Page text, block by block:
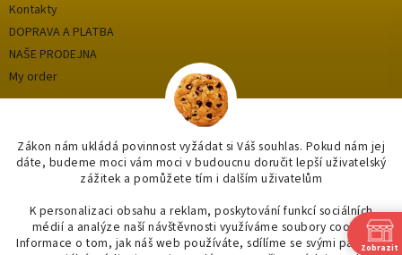
Zákon nám ukládá povinnost vyžádat si Váš souhlas. Pokud nám jej
dáte, budeme moci vám moci v budoucnu doručit lepší uživatelský
zážitek a pomůžete tím i dalším uživatelům
K personalizaci obsahu a reklam, poskytování funkcí sociálních
médií a analýze naší návštěvnosti využíváme soubory cookie.
Informace o tom, jak náš web používáte, sdílíme se svými partnery
Kontakty
DOPRAVA A PLATBA
NAŠE PRODEJNA
My order
Categories
OUTLET až -75%
OBKLADY A DLAŽBY
KOUPELNY
Zobrazit